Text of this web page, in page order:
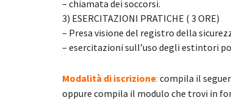
– chiamata dei soccorsi.
3) ESERCITAZIONI PRATICHE ( 3 ORE)
– Presa visione del registro della
– esercitazioni sull’uso degli estintori
Modalità di iscrizione: compila il
oppure compila il modulo che trovi in